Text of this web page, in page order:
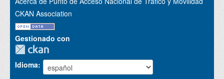
CKAN Association
Gestionado con
Idioma